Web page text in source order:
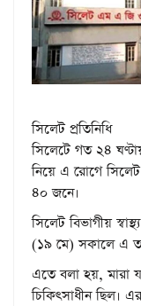
সিলেট প্রতিনিধি
সিলেটে গত ২৪
নিয়ে এ রোগে সিলেট
৪০ জনে।
সিলেট বিভাগীয়
(১৯ মে) সকালে এ
এতে বলা হয়, মারা
চিকিৎসাধীন ছিল।